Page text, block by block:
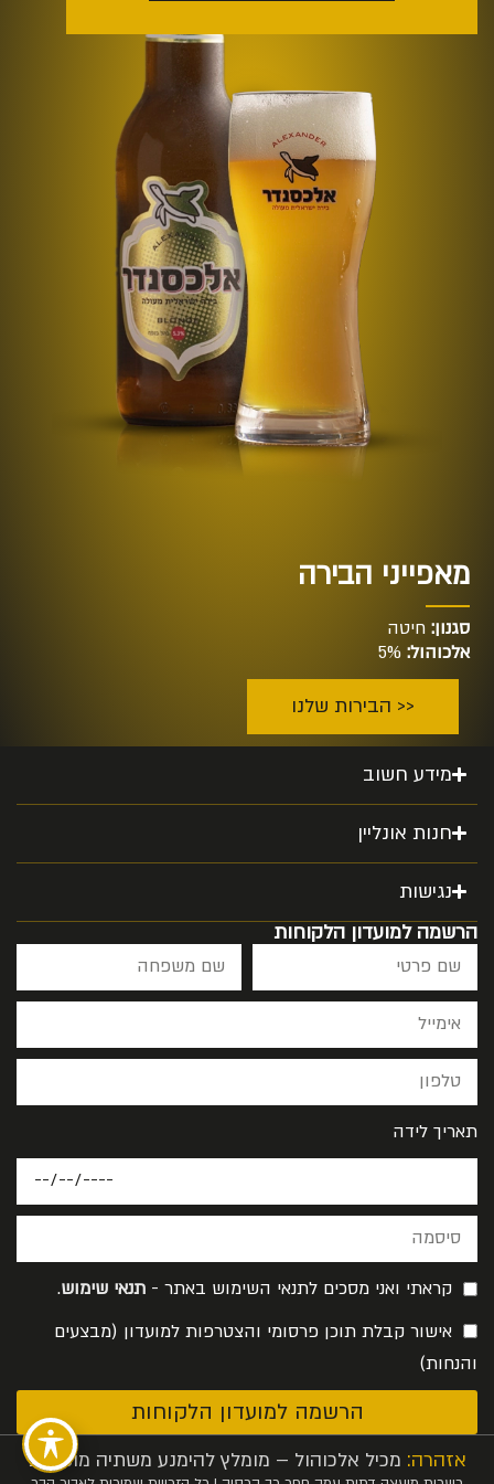
מאפייני הבירה
סגנון: חיטה
אלכוהול:5%
<< הבירות שלנו
מידע חשוב
חנות אונליין
נגישות
הרשמה למועדון הלקוחות
תאריך לידה
קראתי ואני מסכים לתנאי השימוש באתר - תנאי שימוש.
אישור קבלת תוכן פרסומי והצטרפות למועדון (מבצעים
והנחות)
הרשמה למועדון הלקוחות
אזהרה: מכיל אלכוהול – מומלץ להימנע משתיה מופרזת